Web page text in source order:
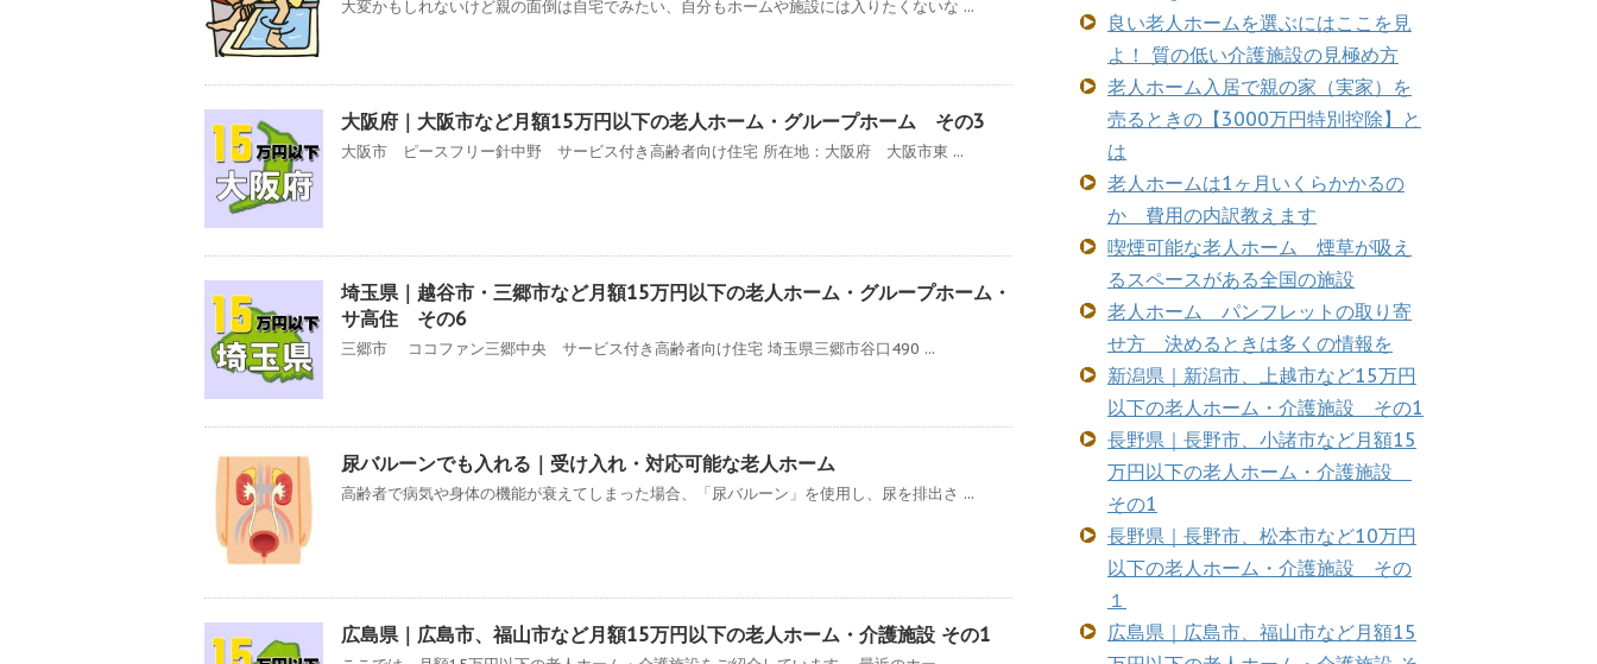
大変かもしれないけど親の面倒は自宅でみたい、自分もホームや施設には入りたくないな ...
大阪府｜大阪市など月額15万円以下の老人ホーム・グループホーム その3
大阪市 ピースフリー針中野 サービス付き高齢者向け住宅 所在地：大阪府 大阪市東 ...
埼玉県｜越谷市・三郷市など月額15万円以下の老人ホーム・グループホーム・
サ高住 その6
三郷市 ココファン三郷中央 サービス付き高齢者向け住宅 埼玉県三郷市谷口490 ...
尿バルーンでも入れる｜受け入れ・対応可能な老人ホーム
高齢者で病気や身体の機能が衰えてしまった場合、「尿バルーン」を使用し、尿を排出さ ...
広島県｜広島市、福山市など月額15万円以下の老人ホーム・介護施設 その1
良い老人ホームを選ぶにはここを見
よ！ 質の低い介護施設の見極め方
老人ホーム入居で親の家（実家）を
売るときの【3000万円特別控除】と
は
老人ホームは1ヶ月いくらかかるの
か 費用の内訳教えます
喫煙可能な老人ホーム 煙草が吸え
るスペースがある全国の施設
老人ホーム パンフレットの取り寄
せ方 決めるときは多くの情報を
新潟県｜新潟市、上越市など15万円
以下の老人ホーム・介護施設 その1
長野県｜長野市、小諸市など月額15
万円以下の老人ホーム・介護施設
その1
長野県｜長野市、松本市など10万円
以下の老人ホーム・介護施設 その
１
広島県｜広島市、福山市など月額15